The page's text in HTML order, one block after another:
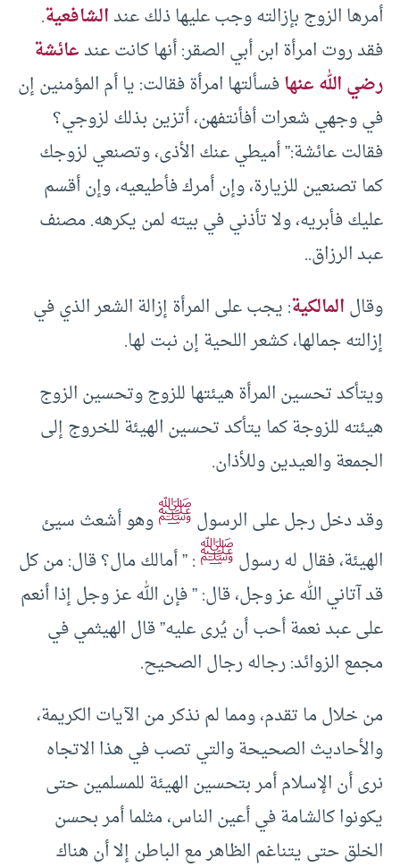
أمرها الزوج بإزالته وجب عليها ذلك عندالشافعية.
فقد روت امرأة ابن أبي الصقر: أنها كانت عندعائشة
رضي الله عنهافسألتها امرأة فقالت: يا أم المؤمنين إن
في وجهي شعرات أفأنتفهن، أتزين بذلك لزوجي؟
فقالت عائشة:” أميطي عنك الأذى، وتصنعي لزوجك
كما تصنعين للزيارة، وإن أمرك فأطيعيه، وإن أقسم
عليك فأبريه، ولا تأذني في بيته لمن يكرهه. مصنف
عبد الرزاق..
وقالالمالكية: يجب على المرأة إزالة الشعر الذي في
إزالته جمالها، كشعر اللحية إن نبت لها.
ويتأكد تحسين المرأة هيئتها للزوج وتحسين الزوج
هيئته للزوجة كما يتأكد تحسين الهيئة للخروج إلى
الجمعة والعيدين وللأذان.
وقد دخل رجل على الرسولﷺوهو أشعث سيئ
الهيئة، فقال له رسولﷺ: ” أمالك مال؟ قال: من كل
قد آتاني الله عز وجل، قال: ” فإن الله عز وجل إذا أنعم
على عبد نعمة أحب أن يُرى عليه” قال الهيثمي في
مجمع الزوائد: رجاله رجال الصحيح.
من خلال ما تقدم، ومما لم نذكر من الآيات الكريمة،
والأحاديث الصحيحة والتي تصب في هذا الاتجاه
نرى أن الإسلام أمر بتحسين الهيئة للمسلمين حتى
يكونوا كالشامة في أعين الناس، مثلما أمر بحسن
الخلق حتى يتناغم الظاهر مع الباطن إلا أن هناك